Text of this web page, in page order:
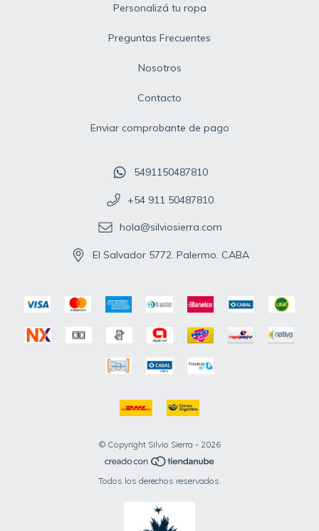
Personalizá tu ropa
Preguntas Frecuentes
Nosotros
Contacto
Enviar comprobante de pago
5491150487810
+54 911 50487810
hola@silviosierra.com
El Salvador 5772. Palermo. CABA
© Copyright Silvio Sierra - 2026
Todos los derechos reservados.